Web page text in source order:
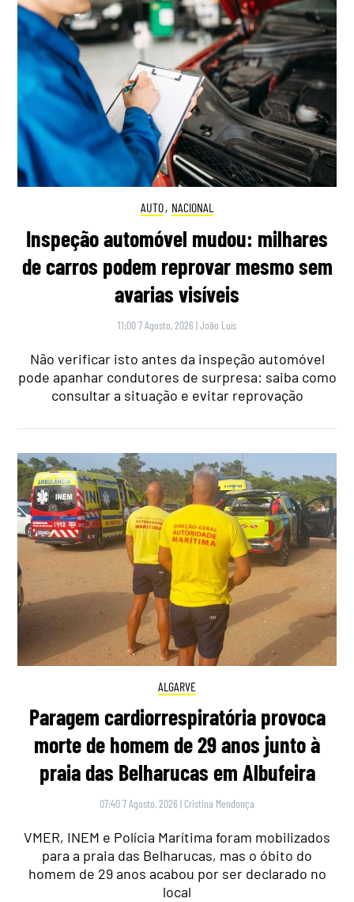
AUTO, NACIONAL
Inspeção automóvel mudou: milhares
de carros podem reprovar mesmo sem
avarias visíveis
11:00 7 Agosto, 2026 |João Luís
Não verificar isto antes da inspeção automóvel
pode apanhar condutores de surpresa: saiba como
consultar a situação e evitar reprovação
ALGARVE
Paragem cardiorrespiratória provoca
morte de homem de 29 anos junto à
praia das Belharucas em Albufeira
07:40 7 Agosto, 2026 | Cristina Mendonça
VMER, INEM e Polícia Marítima foram mobilizados
para a praia das Belharucas, mas o óbito do
homem de 29 anos acabou por ser declarado no
local